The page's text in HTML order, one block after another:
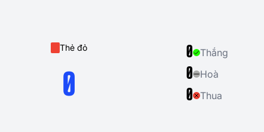
Thẻ đỏ
0
0 Thắng
0 Hoà
0 Thua